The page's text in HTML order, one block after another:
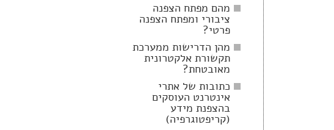
מהם מפתח הצפנה
ציבורי ומפתח הצפנה
פרטי?
מהן הדרישות ממערכת
תקשורת אלקטרונית
מאובטחת?
כתובות של אתרי
אינטרנט העוסקים
בהצפנת מידע
(קריפטוגרפיה)